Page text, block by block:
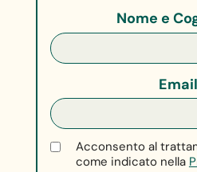
Nome e
Email
Acconsento al
come indicato nella